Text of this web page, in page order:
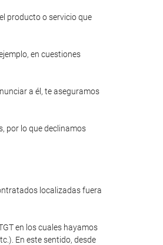
producto o servicio que
en cuestiones
a él, te aseguramos
por lo que declinamos
localizadas fuera
en los cuales hayamos
En este sentido, desde